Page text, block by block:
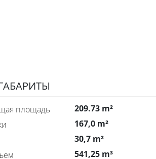
площадь
209.73 m²
167,0 m²
30,7 m²
541,25 m³